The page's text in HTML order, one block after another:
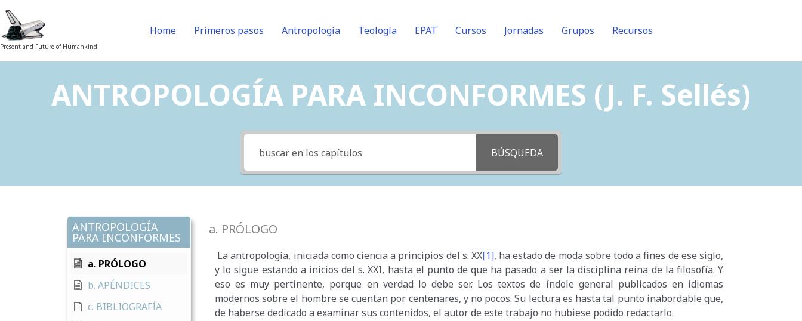
Skip
to
content
Present and Future of Humankind
Home Primeros pasos Antropología Teología EPAT Cursos Jornadas Grupos Recursos
ANTROPOLOGÍA PARA INCONFORMES (J. F. Sellés)
BÚSQUEDA
ANTROPOLOGÍA
PARA INCONFORMES
a. PRÓLOGO
b. APÉNDICES
c. BIBLIOGRAFÍA
a. PRÓLOGO
La antropología, iniciada como ciencia a principios del s. XX[1], ha estado de moda sobre todo a fines de ese siglo,
y lo sigue estando a inicios del s. XXI, hasta el punto de que ha pasado a ser la disciplina reina de la filosofía. Y
eso es muy pertinente, porque en verdad lo debe ser. Los textos de índole general publicados en idiomas
modernos sobre el hombre se cuentan por centenares, y no pocos. Su lectura es hasta tal punto inabordable que,
de haberse dedicado a examinar sus contenidos, el autor de este trabajo no hubiese podido redactarlo.